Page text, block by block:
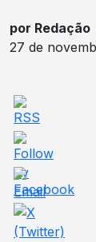
por Redação
27 de